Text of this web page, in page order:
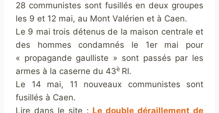
28 communistes sont fusillés en deux groupes
les 9 et 12 mai, au Mont Valérien et à Caen.
Le 9 mai trois détenus de la maison centrale et
des hommes condamnés le 1er mai pour
« propagande gaulliste » sont passés par les
armes à la caserne du 43è RI.
Le 14 mai, 11 nouveaux communistes sont
fusillés à Caen.
Lire dans le site : Le double déraillement de